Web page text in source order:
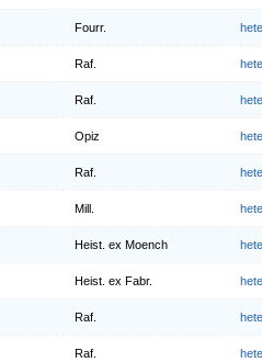
Fourr.
Raf.
Raf.
Opiz
Raf.
Mill.
Heist. ex Moench
Heist. ex Fabr.
Raf.
Raf.